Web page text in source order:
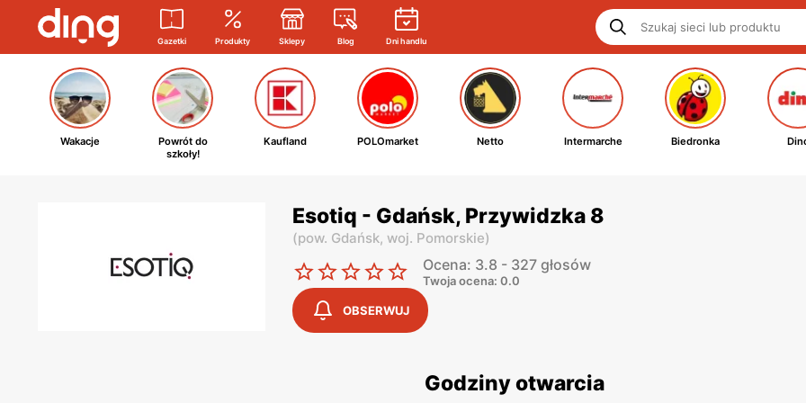
Gazetki Produkty Sklepy Blog Dni handlu
Wakacje
Powrót do
szkoły!
Kaufland POLOmarket Netto Intermarche Biedronka
Esotiq - Gdańsk, Przywidzka 8
(pow. Gdańsk, woj. Pomorskie)
Ocena: 3.8 - 327 głosów
Twoja ocena: 0.0
OBSERWUJ
Godziny otwarcia